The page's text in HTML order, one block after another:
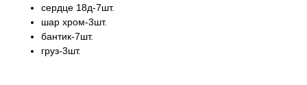
сердце 18д-7шт.
шар хром-3шт.
бантик-7шт.
груз-3шт.